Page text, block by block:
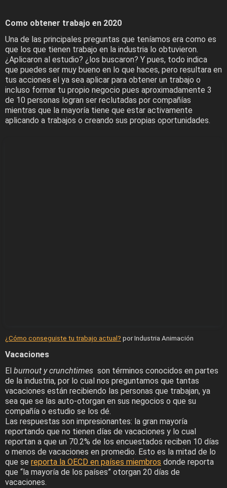
Como obtener trabajo en 2020
Una de las principales preguntas que teníamos era como es
que los que tienen trabajo en la industria lo obtuvieron.
¿Aplicaron al estudio? ¿los buscaron? Y pues, todo indica
que puedes ser muy bueno en lo que haces, pero resultara en
tus acciones el ya sea aplicar para obtener un trabajo o
incluso formar tu propio negocio pues aproximadamente 3
de 10 personas logran ser reclutadas por compañías
mientras que la mayoría tiene que estar activamente
aplicando a trabajos o creando sus propias oportunidades.
¿Cómo conseguiste tu trabajo actual? por Industria Animación
Vacaciones
El burnout y crunchtimes son términos conocidos en partes
de la industria, por lo cual nos preguntamos que tantas
vacaciones están recibiendo las personas que trabajan, ya
sea que se las auto-otorgan en sus negocios o que su
compañía o estudio se los dé.
Las respuestas son impresionantes: la gran mayoría
reportando que no tienen días de vacaciones y lo cual
reportan a que un 70.2% de los encuestados reciben 10 días
o menos de vacaciones en promedio. Esto es la mitad de lo
que se reporta la OECD en países miembros donde reporta
que “la mayoría de los países” otorgan 20 días de
vacaciones.